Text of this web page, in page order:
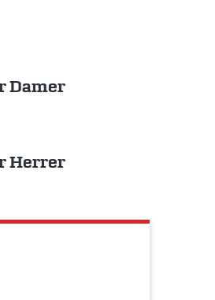
Damer
Herrer